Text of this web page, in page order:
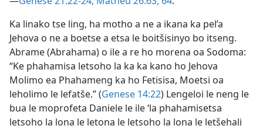
Ka linako tse ling, ha motho a ne a ikana ka pel’a
Jehova o ne a boetse a etsa le boitšisinyo bo itseng.
Abrame (Abrahama) o ile a re ho morena oa Sodoma:
“Ke phahamisa letsoho la ka ka kano ho Jehova
Molimo ea Phahameng ka ho Fetisisa, Moetsi oa
leholimo le lefatše.” (Genese 14:22) Lengeloi le neng le
bua le moprofeta Daniele le ile ‘la phahamisetsa
letsoho la lona le letona le letsoho la lona le letšehali